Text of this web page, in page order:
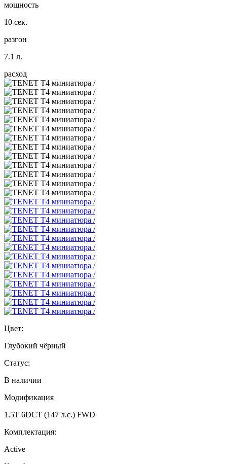
мощность
10 сек.
разгон
7.1 л.
расход
Цвет:
Глубокий чёрный
Статус:
В наличии
Модификация
1.5T 6DCT (147 л.с.) FWD
Комплектация:
Active